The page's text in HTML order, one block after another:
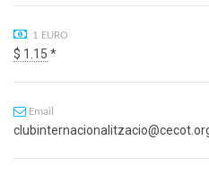
1 EURO
$ 1.15 *
Email